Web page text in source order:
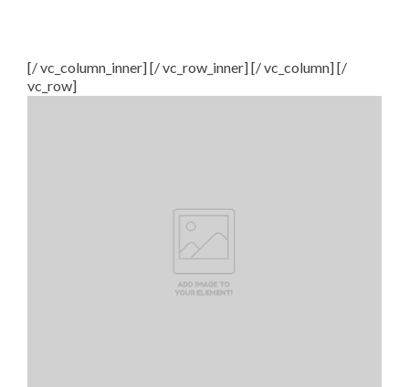
[/ vc_column_inner] [/ vc_row_inner] [/ vc_column] [/
vc_row]